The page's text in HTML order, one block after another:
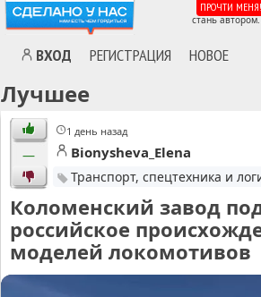
ВХОД РЕГИСТРАЦИЯ НОВОЕ
ПРОЧТИ МЕНЯ!
стань
Лучшее
1 день назад
— Bionysheva_Elena
Транспорт, спецтехника и
Коломенский завод
российское
моделей локомотивов